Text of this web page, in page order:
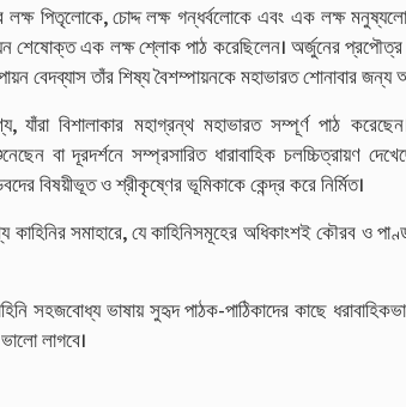
পিতৃলোকে, চোদ্দ লক্ষ গন্ধর্বলোকে এবং এক লক্ষ
শেষোক্ত এক লক্ষ শ্লোক পাঠ করেছিলেন। অর্জুনের
বেদব্যাস তাঁর শিষ্য বৈশম্পায়নকে মহাভারত শোনাবার জন্য
বিশালাকার মহাগ্রন্থ মহাভারত সম্পূর্ণ পাঠ
বা দূরদর্শনে সম্প্রসারিত ধারাবাহিক চলচ্চিত্রায়ণ
বিষয়ীভূত ও শ্রীকৃষ্ণের ভূমিকাকে কেন্দ্র করে নির্মিত।
সমাহারে, যে কাহিনিসমূহের অধিকাংশই কৌরব ও
সহজবোধ্য ভাষায় সুহৃদ পাঠক-পাঠিকাদের কাছে
লাগবে।